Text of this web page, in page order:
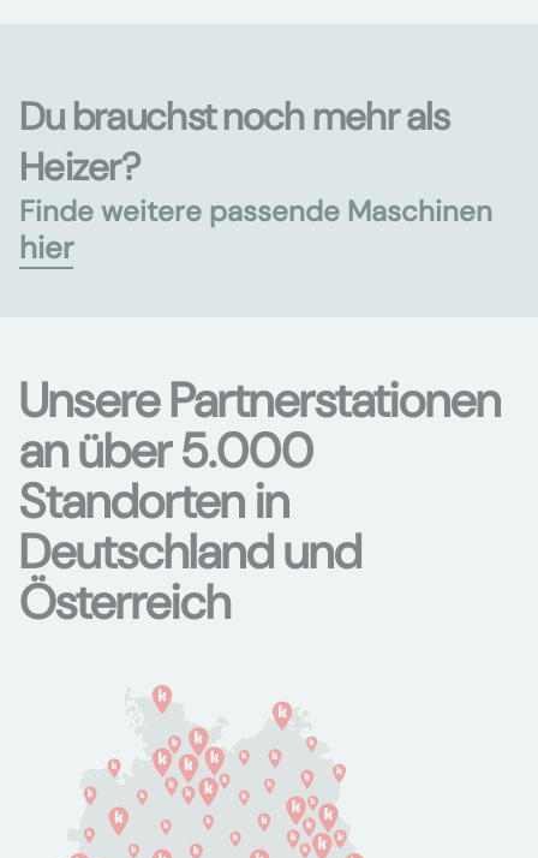
Du brauchst noch mehr als
Heizer?
Finde weitere passende Maschinen
hier
Unsere Partnerstationen
an über 5.000
Standorten in
Deutschland und
Österreich